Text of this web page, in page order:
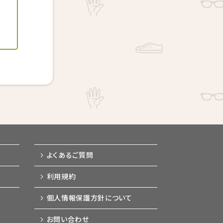
よくあるご質問
利用規約
個人情報保護方針について
お問い合わせ